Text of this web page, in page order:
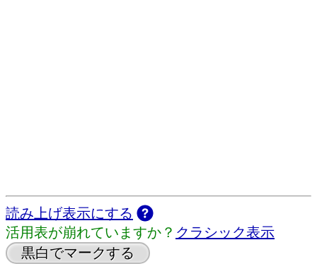
読み上げ表示にする
活用表が崩れていますか？ クラシック表示
黒白でマークする